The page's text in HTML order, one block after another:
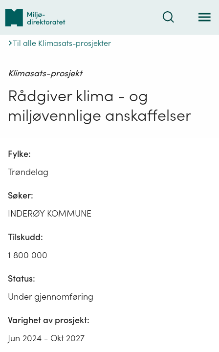
Tilbake
forsiden
Søk
Til alle Klimasats-prosjekter
Klimasats-prosjekt
Rådgiver klima - og
miljøvennlige anskaffelser
Fylke:
Trøndelag
Søker:
INDERØY KOMMUNE
Tilskudd:
1 800 000
Status:
Under gjennomføring
Varighet av prosjekt:
Jun 2024 - Okt 2027